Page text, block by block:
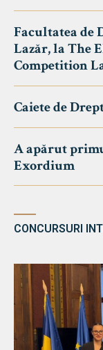
Facultatea de
Lazăr, la The
Competition
Caiete de
A apărut
Exordium
CONCURSURI